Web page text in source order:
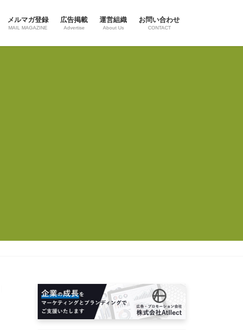
メルマガ登録
MAIL MAGAZINE
広告掲載
Advertise
運営組織
About Us
お問い合わせ
CONTACT